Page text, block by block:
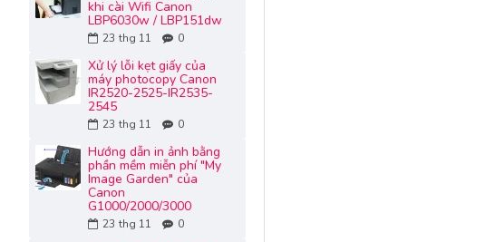
khi cài Wifi Canon
LBP6030w / LBP151dw
23 thg 11 0
Xử lý lỗi kẹt giấy của
máy photocopy Canon
IR2520-2525-IR2535-
2545
23 thg 11 0
Hướng dẫn in ảnh bằng
phần mềm miễn phí "My
Image Garden" của
Canon
G1000/2000/3000
23 thg 11 0